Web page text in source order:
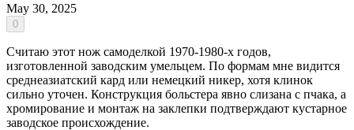
May 30, 2025
0
Считаю этот нож самоделкой 1970-1980-х годов,
изготовленной заводским умельцем. По формам мне видится
среднеазиатский кард или немецкий никер, хотя клинок
сильно уточен. Конструкция больстера явно слизана с пчака, а
хромирование и монтаж на заклепки подтверждают кустарное
заводское происхождение.